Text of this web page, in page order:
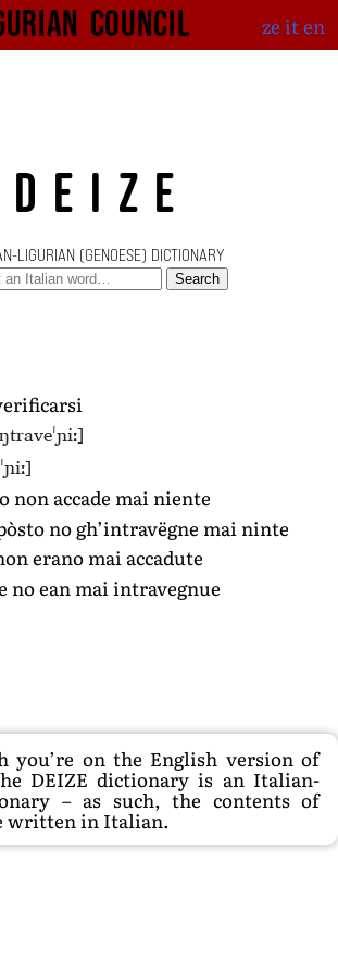
Council ze iten
DEIZE
LIGURIAN (GENOESE) DICTIONARY
Search
non accade mai niente
no gh’intravëgne mai ninte
erano mai accadute
no ean mai intravegnue
you’re on the English version of
DEIZE dictionary is an Italian-
– as such, the contents of
written in Italian.